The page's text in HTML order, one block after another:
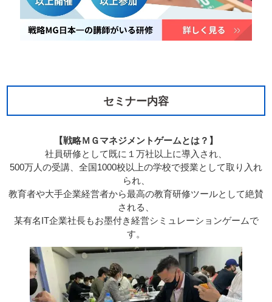
セミナー内容
【戦略ＭＧマネジメントゲームとは？】
社員研修として既に１万社以上に導入され、
500万人の受講、全国1000校以上の学校で授業として取り入れ
られ、
教育者や大手企業経営者から最高の教育研修ツールとして絶賛
される、
某有名IT企業社長もお墨付き経営シミュレーションゲームで
す。